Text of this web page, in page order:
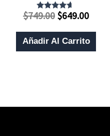
Valorado
4.50
De 5
$749.00 El
Original
Era:
$649.00El
Actual
Es:
Añadir Al Carrito